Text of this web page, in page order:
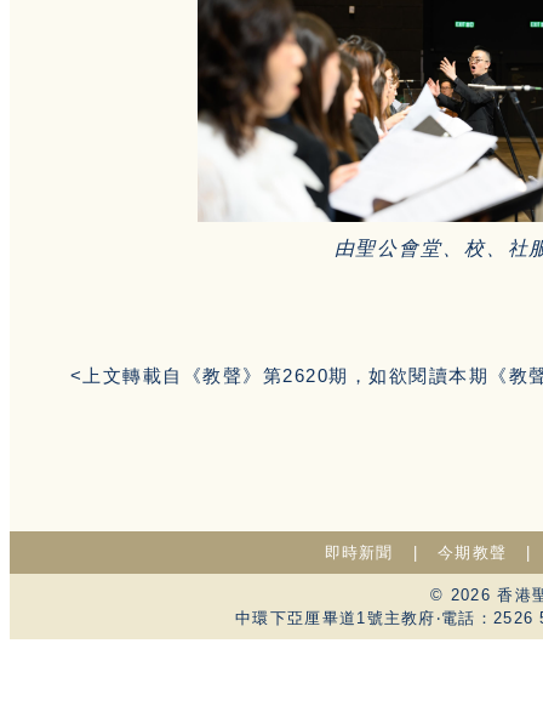
由聖公會堂、校、社
<上文轉載自《教聲》第2620期，如欲閱讀本期《教
即時新聞 今期教聲
© 2026 香港
中環下亞厘畢道1號主教府‧電話：2526